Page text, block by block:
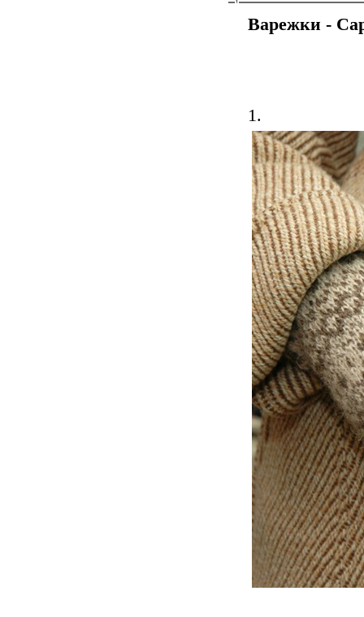
Варежки -
1.